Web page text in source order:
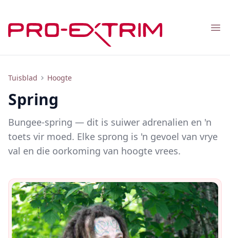
Tuisblad Hoogte
Spring
Spring
Bungee-spring — dit is suiwer adrenalien en 'n
toets vir moed. Elke sprong is 'n gevoel van vrye
val en die oorkoming van hoogte vrees.